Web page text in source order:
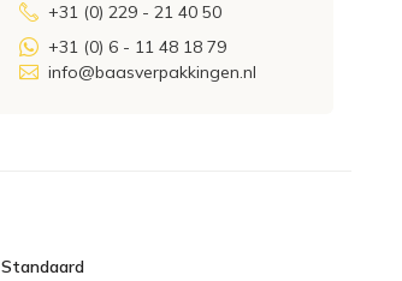
+31 (0) 229 - 21 40 50
+31 (0) 6 - 11 48 18 79
info@baasverpakkingen.nl
Standaard